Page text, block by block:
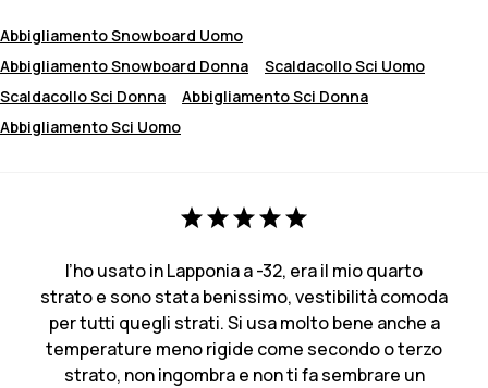
Abbigliamento Snowboard Uomo
Abbigliamento Snowboard Donna
Scaldacollo Sci Uomo
Scaldacollo Sci Donna
Abbigliamento Sci Donna
Abbigliamento Sci Uomo
l’ho usato in Lapponia a -32, era il mio quarto
strato e sono stata benissimo, vestibilità comoda
per tutti quegli strati. Si usa molto bene anche a
temperature meno rigide come secondo o terzo
strato, non ingombra e non ti fa sembrare un